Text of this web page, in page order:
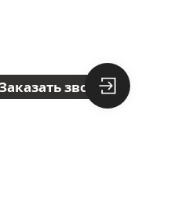
звонок